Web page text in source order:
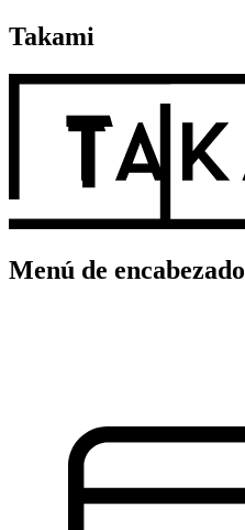
Takami
Menú de encabezado